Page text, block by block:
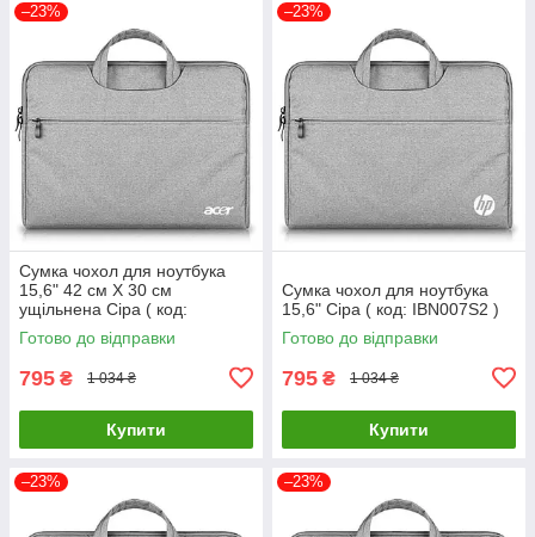
–23%
Сумка чохол для ноутбука
15,6" 42 см X 30 см
ущільнена Сіра ( код:
IBN007S5 )
Готово до відправки
795 ₴ 1 034 ₴
Купити
–23%
Сумка чохол для ноутбука
15,6" Сіра ( код: IBN007S2 )
Готово до відправки
795 ₴ 1 034 ₴
Купити
–23% –23%